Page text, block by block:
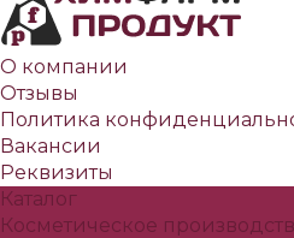
О компании
Отзывы
Политика
Вакансии
Реквизиты
Каталог
Косметическое